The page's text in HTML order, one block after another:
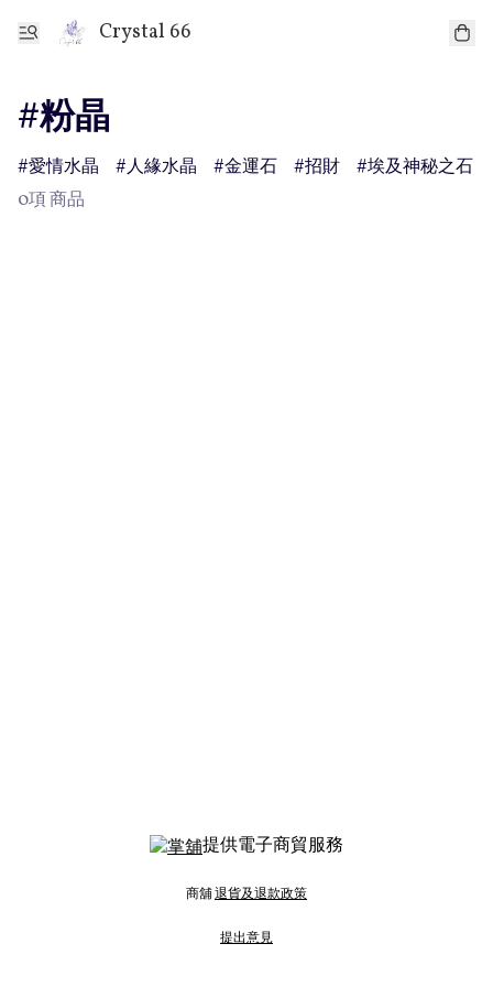
Crystal 66
#粉晶
愛情水晶 人緣水晶 金運石 招財
埃及神秘之石
0項 商品
提供電子商貿服務
商舖退貨及退款政策
提出意見